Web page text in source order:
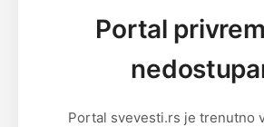
Portal
Portal svevesti.rs je trenutno